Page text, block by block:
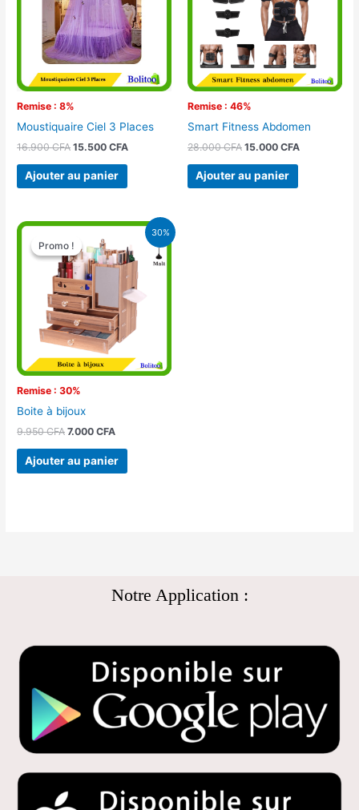
Remise : 8%
Moustiquaire Ciel 3 Places
16.900CFA 15.500CFA
Ajouter au panier
Remise : 46%
Smart Fitness Abdomen
28.000CFA 15.000 CFA
Ajouter au panier
30%
Promo !
Remise : 30%
Promo !
Boite à bijoux
9.950CFA
Le
prix
initial
était :
9.950 CFA.
7.000CFA
Le
actuel
est :
7.000 CFA.
Ajouter au panier
Notre Application :